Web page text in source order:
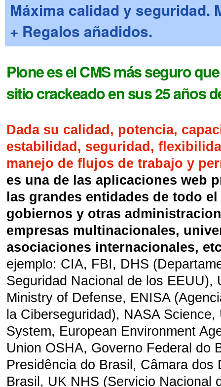
Máxima calidad y seguridad.
+ Regalos añadidos.
Plone es el CMS más seguro
sitio crackeado en sus 25 años
Dada su calidad, potencia,
estabilidad, seguridad,
manejo de flujos de trabajo y
es una de las aplicaciones web
las grandes entidades de todo
gobiernos y otras
empresas multinacionales,
asociaciones internacionales,
ejemplo: CIA, FBI, DHS
Seguridad Nacional de los EEUU),
Ministry of Defense, ENISA
la Ciberseguridad), NASA
System, European Environment
Union OSHA, Governo Federal do
Presidência do Brasil, Câmara dos
Brasil, UK NHS (Servicio Nacional